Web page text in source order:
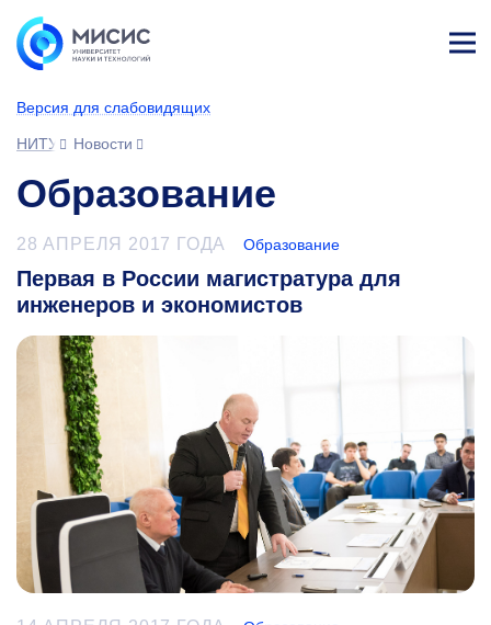
Версия для слабовидящих
НИТУ МИСИС
Новости
Образование
28 АПРЕЛЯ 2017 ГОДА Образование
Первая в России магистратура для
инженеров и экономистов